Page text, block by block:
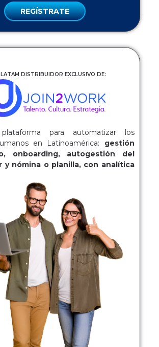
REGÍSTRATE
DISTRIBUIDOR EXCLUSIVO DE:
para automatizar los
en Latinoamérica: gestión
onboarding, autogestión del
y nómina o planilla, con analítica